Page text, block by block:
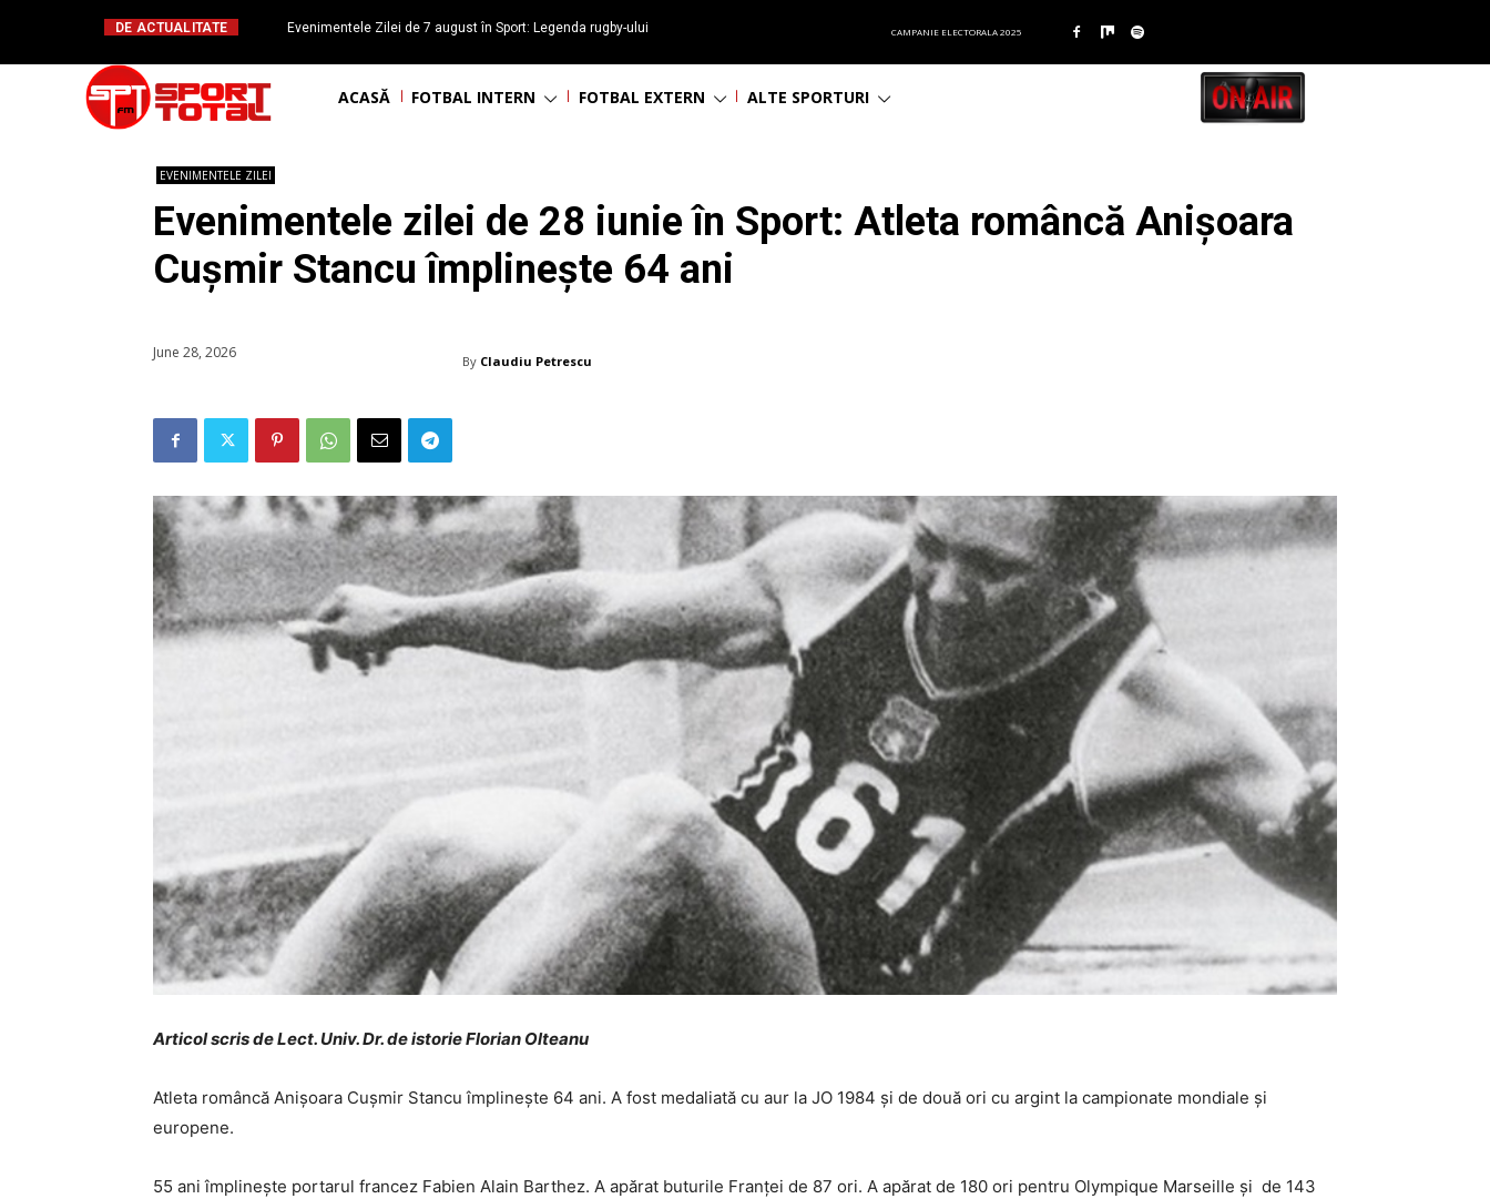
DE ACTUALITATE
Evenimentele Zilei de 7 august în Sport: Legenda rugby-ului
CAMPANIE ELECTORALA 2025
ACASĂ FOTBAL INTERN FOTBAL EXTERN ALTE SPORTURI
EVENIMENTELE ZILEI
Evenimentele zilei de 28 iunie în Sport: Atleta româncă Anișoara
Cușmir Stancu împlinește 64 ani
June 28, 2026 By Claudiu Petrescu
Articol scris de Lect. Univ. Dr. de istorie Florian Olteanu
Atleta româncă Anișoara Cușmir Stancu împlinește 64 ani. A fost medaliată cu aur la JO 1984 și de două ori cu argint la campionate mondiale și
europene.
55 ani împlinește portarul francez Fabien Alain Barthez. A apărat buturile Franței de 87 ori. A apărat de 180 ori pentru Olympique Marseille și de 143